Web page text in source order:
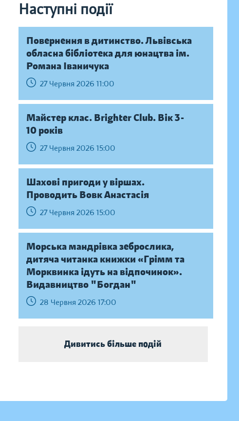
Наступні події
Повернення в дитинство. Львівська
обласна бібліотека для юнацтва ім.
Романа Іваничука
27 Червня 2026 11:00
Майстер клас. Brighter Club. Вік 3-
10 років
27 Червня 2026 15:00
Шахові пригоди у віршах.
Проводить Вовк Анастасія
27 Червня 2026 15:00
Морська мандрівка зеброслика,
дитяча читанка книжки «Грімм та
Морквинка ідуть на відпочинок».
Видавництво "Богдан"
28 Червня 2026 17:00
Дивитись більше подій